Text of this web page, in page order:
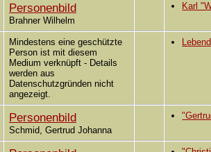
Personenbild
Brahner Wilhelm
Karl
Mindestens eine geschützte
Person ist mit diesem
Medium verknüpft - Details
werden aus
Datenschutzgründen nicht
angezeigt.
Lebend
Personenbild
Schmid, Gertrud Johanna